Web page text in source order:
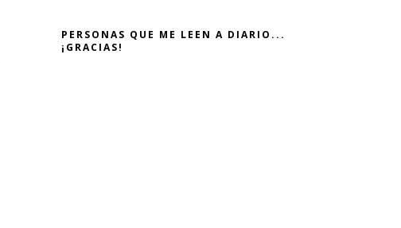
PERSONAS QUE ME LEEN A DIARIO...
¡GRACIAS!